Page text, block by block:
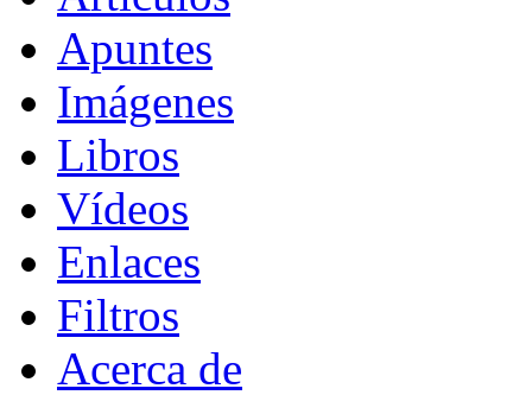
Apuntes
Imágenes
Libros
Vídeos
Enlaces
Filtros
Acerca de